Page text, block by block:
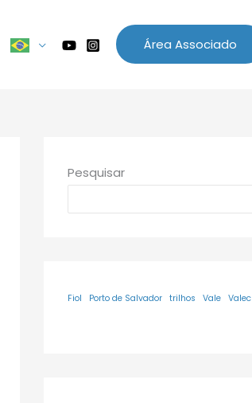
Área Associado
Pesquisar
Fiol Porto de Salvador trilhos Vale Valec